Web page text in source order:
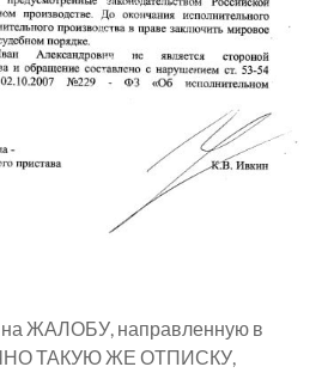
на ЖАЛОБУ, направленную в
ТАКУЮ ЖЕ ОТПИСКУ,